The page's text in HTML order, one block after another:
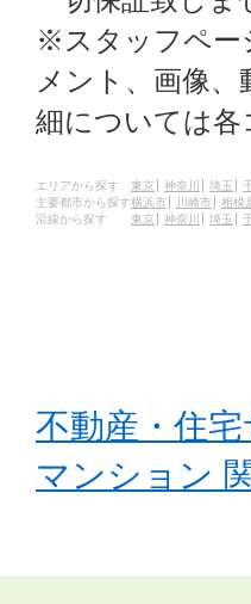
※スタッフペー
メント、画像
細については
エリアから探す 東京 神奈川 埼玉
主要都市から探す横浜市 川崎市 相模
沿線から探す
東京 神奈川 埼玉
不動産・住
マンション